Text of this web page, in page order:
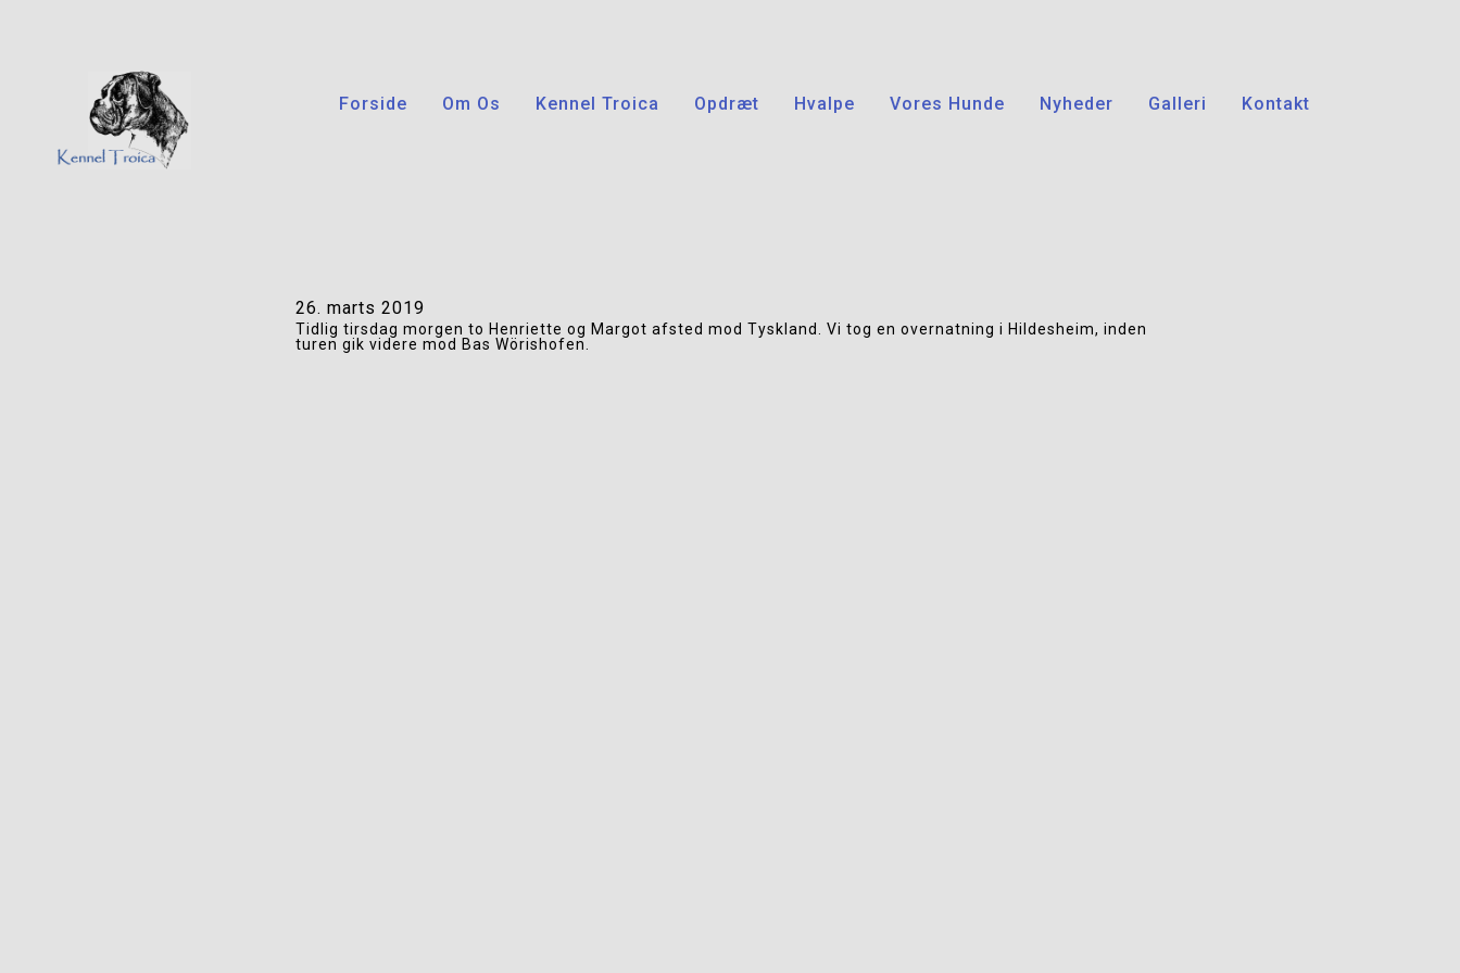
Forside Om Os Kennel Troica Opdræt Hvalpe Vores Hunde Nyheder Galleri Kontakt
26. marts 2019
Tidlig tirsdag morgen to Henriette og Margot afsted mod Tyskland. Vi tog en overnatning i Hildesheim, inden
turen gik videre mod Bas Wörishofen.